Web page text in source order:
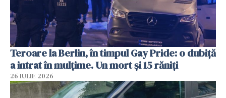
Teroare la Berlin, în timpul Gay Pride: o dubiță
a intrat în mulțime. Un mort și 15 răniți
26 IULIE 2026